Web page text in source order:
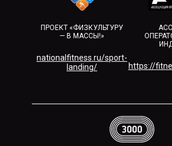
ПРОЕКТ «ФИЗКУЛЬТУРУ
— В МАССЫ!»
nationalfitness.ru/sport-
landing/
https://